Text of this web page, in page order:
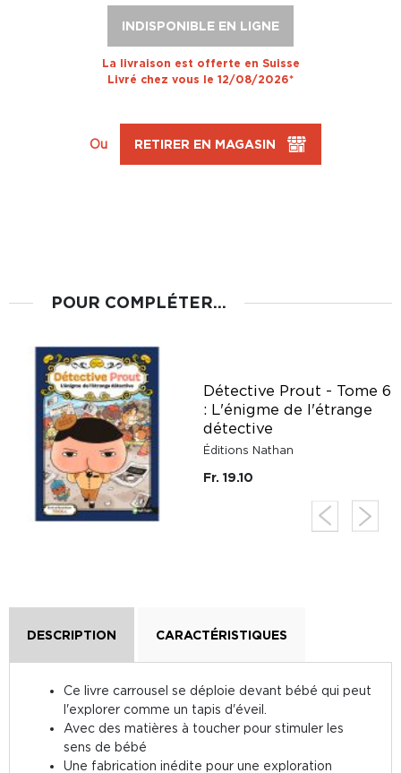
INDISPONIBLE EN LIGNE
La livraison est offerte en Suisse
Livré chez vous le 12/08/2026*
Ou RETIRER EN MAGASIN
POUR COMPLÉTER...
Détective Prout - Tome 6
: L'énigme de l'étrange
détective
Éditions Nathan
Fr. 19.10
DESCRIPTION CARACTÉRISTIQUES
Ce livre carrousel se déploie devant bébé qui peut
l'explorer comme un tapis d'éveil.
Avec des matières à toucher pour stimuler les
sens de bébé
Une fabrication inédite pour une exploration